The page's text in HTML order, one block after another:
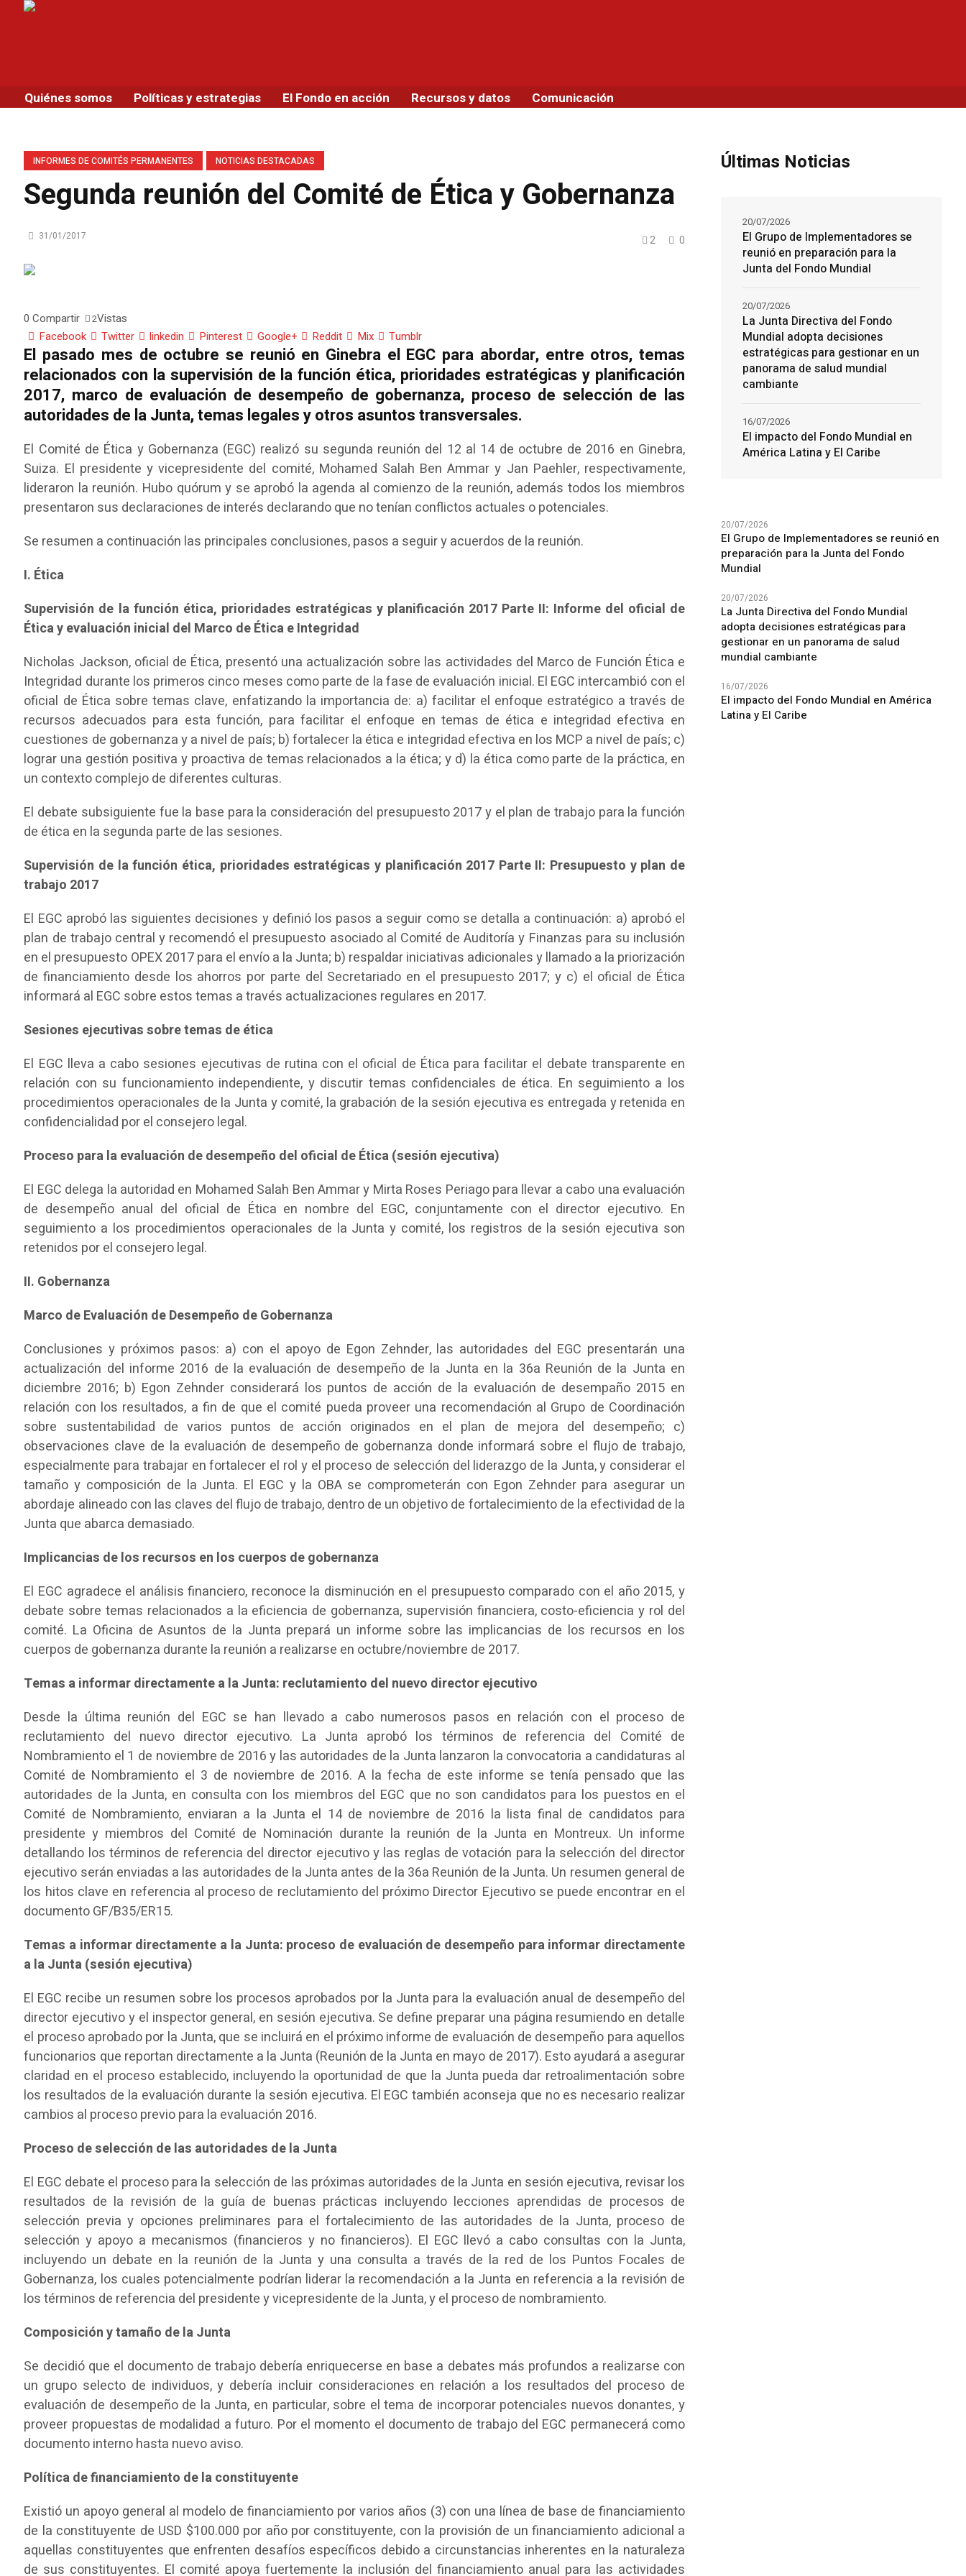
Quiénes somos Políticas y estrategias El Fondo en acción Recursos y datos Comunicación
INFORMES DE COMITÉS PERMANENTES NOTICIAS DESTACADAS
Segunda reunión del Comité de Ética y Gobernanza
2 0
31/01/2017
0Compartir 2Vistas
Facebook
Twitter linkedin Pinterest Google+ Reddit Mix Tumblr
El pasado mes de octubre se reunió en Ginebra el EGC para abordar, entre otros, temas
relacionados con la supervisión de la función ética, prioridades estratégicas y planificación
2017, marco de evaluación de desempeño de gobernanza, proceso de selección de las
autoridades de la Junta, temas legales y otros asuntos transversales.
El Comité de Ética y Gobernanza (EGC) realizó su segunda reunión del 12 al 14 de octubre de 2016 en Ginebra,
Suiza. El presidente y vicepresidente del comité, Mohamed Salah Ben Ammar y Jan Paehler, respectivamente,
lideraron la reunión. Hubo quórum y se aprobó la agenda al comienzo de la reunión, además todos los miembros
presentaron sus declaraciones de interés declarando que no tenían conflictos actuales o potenciales.
Se resumen a continuación las principales conclusiones, pasos a seguir y acuerdos de la reunión.
I. Ética
Supervisión de la función ética, prioridades estratégicas y planificación 2017 Parte II: Informe del oficial de
Ética y evaluación inicial del Marco de Ética e Integridad
Nicholas Jackson, oficial de Ética, presentó una actualización sobre las actividades del Marco de Función Ética e
Integridad durante los primeros cinco meses como parte de la fase de evaluación inicial. El EGC intercambió con el
oficial de Ética sobre temas clave, enfatizando la importancia de: a) facilitar el enfoque estratégico a través de
recursos adecuados para esta función, para facilitar el enfoque en temas de ética e integridad efectiva en
cuestiones de gobernanza y a nivel de país; b) fortalecer la ética e integridad efectiva en los MCP a nivel de país; c)
lograr una gestión positiva y proactiva de temas relacionados a la ética; y d) la ética como parte de la práctica, en
un contexto complejo de diferentes culturas.
El debate subsiguiente fue la base para la consideración del presupuesto 2017 y el plan de trabajo para la función
de ética en la segunda parte de las sesiones.
Supervisión de la función ética, prioridades estratégicas y planificación 2017 Parte II: Presupuesto y plan de
trabajo 2017
El EGC aprobó las siguientes decisiones y definió los pasos a seguir como se detalla a continuación: a) aprobó el
plan de trabajo central y recomendó el presupuesto asociado al Comité de Auditoría y Finanzas para su inclusión
en el presupuesto OPEX 2017 para el envío a la Junta; b) respaldar iniciativas adicionales y llamado a la priorización
de financiamiento desde los ahorros por parte del Secretariado en el presupuesto 2017; y c) el oficial de Ética
informará al EGC sobre estos temas a través actualizaciones regulares en 2017.
Sesiones ejecutivas sobre temas de ética
El EGC lleva a cabo sesiones ejecutivas de rutina con el oficial de Ética para facilitar el debate transparente en
relación con su funcionamiento independiente, y discutir temas confidenciales de ética. En seguimiento a los
procedimientos operacionales de la Junta y comité, la grabación de la sesión ejecutiva es entregada y retenida en
confidencialidad por el consejero legal.
Proceso para la evaluación de desempeño del oficial de Ética (sesión ejecutiva)
El EGC delega la autoridad en Mohamed Salah Ben Ammar y Mirta Roses Periago para llevar a cabo una evaluación
de desempeño anual del oficial de Ética en nombre del EGC, conjuntamente con el director ejecutivo. En
seguimiento a los procedimientos operacionales de la Junta y comité, los registros de la sesión ejecutiva son
retenidos por el consejero legal.
II. Gobernanza
Marco de Evaluación de Desempeño de Gobernanza
Conclusiones y próximos pasos: a) con el apoyo de Egon Zehnder, las autoridades del EGC presentarán una
actualización del informe 2016 de la evaluación de desempeño de la Junta en la 36a Reunión de la Junta en
diciembre 2016; b) Egon Zehnder considerará los puntos de acción de la evaluación de desempaño 2015 en
relación con los resultados, a fin de que el comité pueda proveer una recomendación al Grupo de Coordinación
sobre sustentabilidad de varios puntos de acción originados en el plan de mejora del desempeño; c)
observaciones clave de la evaluación de desempeño de gobernanza donde informará sobre el flujo de trabajo,
especialmente para trabajar en fortalecer el rol y el proceso de selección del liderazgo de la Junta, y considerar el
tamaño y composición de la Junta. El EGC y la OBA se comprometerán con Egon Zehnder para asegurar un
abordaje alineado con las claves del flujo de trabajo, dentro de un objetivo de fortalecimiento de la efectividad de la
Junta que abarca demasiado.
Implicancias de los recursos en los cuerpos de gobernanza
El EGC agradece el análisis financiero, reconoce la disminución en el presupuesto comparado con el año 2015, y
debate sobre temas relacionados a la eficiencia de gobernanza, supervisión financiera, costo-eficiencia y rol del
comité. La Oficina de Asuntos de la Junta prepará un informe sobre las implicancias de los recursos en los
cuerpos de gobernanza durante la reunión a realizarse en octubre/noviembre de 2017.
Temas a informar directamente a la Junta: reclutamiento del nuevo director ejecutivo
Desde la última reunión del EGC se han llevado a cabo numerosos pasos en relación con el proceso de
reclutamiento del nuevo director ejecutivo. La Junta aprobó los términos de referencia del Comité de
Nombramiento el 1 de noviembre de 2016 y las autoridades de la Junta lanzaron la convocatoria a candidaturas al
Comité de Nombramiento el 3 de noviembre de 2016. A la fecha de este informe se tenía pensado que las
autoridades de la Junta, en consulta con los miembros del EGC que no son candidatos para los puestos en el
Comité de Nombramiento, enviaran a la Junta el 14 de noviembre de 2016 la lista final de candidatos para
presidente y miembros del Comité de Nominación durante la reunión de la Junta en Montreux. Un informe
detallando los términos de referencia del director ejecutivo y las reglas de votación para la selección del director
ejecutivo serán enviadas a las autoridades de la Junta antes de la 36a Reunión de la Junta. Un resumen general de
los hitos clave en referencia al proceso de reclutamiento del próximo Director Ejecutivo se puede encontrar en el
documento GF/B35/ER15.
Temas a informar directamente a la Junta: proceso de evaluación de desempeño para informar directamente
a la Junta (sesión ejecutiva)
El EGC recibe un resumen sobre los procesos aprobados por la Junta para la evaluación anual de desempeño del
director ejecutivo y el inspector general, en sesión ejecutiva. Se define preparar una página resumiendo en detalle
el proceso aprobado por la Junta, que se incluirá en el próximo informe de evaluación de desempeño para aquellos
funcionarios que reportan directamente a la Junta (Reunión de la Junta en mayo de 2017). Esto ayudará a asegurar
claridad en el proceso establecido, incluyendo la oportunidad de que la Junta pueda dar retroalimentación sobre
los resultados de la evaluación durante la sesión ejecutiva. El EGC también aconseja que no es necesario realizar
cambios al proceso previo para la evaluación 2016.
Proceso de selección de las autoridades de la Junta
El EGC debate el proceso para la selección de las próximas autoridades de la Junta en sesión ejecutiva, revisar los
resultados de la revisión de la guía de buenas prácticas incluyendo lecciones aprendidas de procesos de
selección previa y opciones preliminares para el fortalecimiento de las autoridades de la Junta, proceso de
selección y apoyo a mecanismos (financieros y no financieros). El EGC llevó a cabo consultas con la Junta,
incluyendo un debate en la reunión de la Junta y una consulta a través de la red de los Puntos Focales de
Gobernanza, los cuales potencialmente podrían liderar la recomendación a la Junta en referencia a la revisión de
los términos de referencia del presidente y vicepresidente de la Junta, y el proceso de nombramiento.
Composición y tamaño de la Junta
Se decidió que el documento de trabajo debería enriquecerse en base a debates más profundos a realizarse con
un grupo selecto de individuos, y debería incluir consideraciones en relación a los resultados del proceso de
evaluación de desempeño de la Junta, en particular, sobre el tema de incorporar potenciales nuevos donantes, y
proveer propuestas de modalidad a futuro. Por el momento el documento de trabajo del EGC permanecerá como
documento interno hasta nuevo aviso.
Política de financiamiento de la constituyente
Existió un apoyo general al modelo de financiamiento por varios años (3) con una línea de base de financiamiento
de la constituyente de USD $100.000 por año por constituyente, con la provisión de un financiamiento adicional a
aquellas constituyentes que enfrenten desafíos específicos debido a circunstancias inherentes en la naturaleza
de sus constituyentes. El comité apoya fuertemente la inclusión del financiamiento anual para las actividades
Últimas Noticias
El Grupo de Implementadores se
reunió en preparación para la
Junta del Fondo Mundial
20/07/2026
La Junta Directiva del Fondo
Mundial adopta decisiones
estratégicas para gestionar en un
panorama de salud mundial
cambiante
20/07/2026
El impacto del Fondo Mundial en
América Latina y El Caribe
16/07/2026
20/07/2026
El Grupo de Implementadores se reunió en
preparación para la Junta del Fondo
Mundial
20/07/2026
La Junta Directiva del Fondo Mundial
adopta decisiones estratégicas para
gestionar en un panorama de salud
mundial cambiante
16/07/2026
El impacto del Fondo Mundial en América
Latina y El Caribe